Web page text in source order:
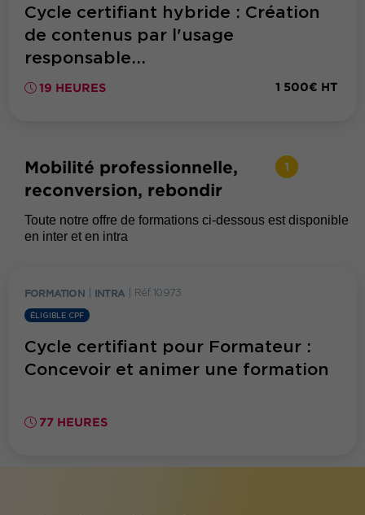
Cycle certifiant hybride : Création
de contenus par l'usage
responsable...
19 HEURES 1 500€ HT
Mobilité professionnelle,
reconversion, rebondir
1
Toute notre offre de formations ci-dessous est disponible
en inter et en intra
FORMATION INTRA Réf. 10973
ÉLIGIBLE CPF
Cycle certifiant pour Formateur :
Concevoir et animer une formation
77 HEURES